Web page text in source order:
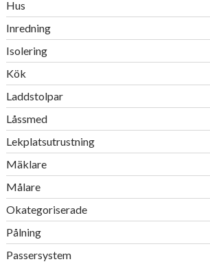
Hus
Inredning
Isolering
Kök
Laddstolpar
Låssmed
Lekplatsutrustning
Mäklare
Målare
Okategoriserade
Pålning
Passersystem